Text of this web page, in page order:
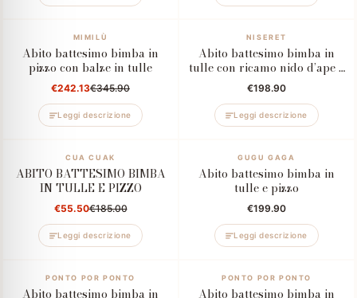
MIMILÙ
Abito battesimo bimba in
pizzo con balze in tulle
€242.13€345.90
Leggi descrizione
NISERET
Abito battesimo bimba in
tulle con ricamo nido d’ape e
punto smock
€198.90
Leggi descrizione
CUA CUAK
ABITO BATTESIMO BIMBA
IN TULLE E PIZZO
€55.50€185.00
Leggi descrizione
GUGU GAGA
Abito battesimo bimba in
tulle e pizzo
€199.90
Leggi descrizione
PONTO POR PONTO
Abito battesimo bimba in
PONTO POR PONTO
Abito battesimo bimba in